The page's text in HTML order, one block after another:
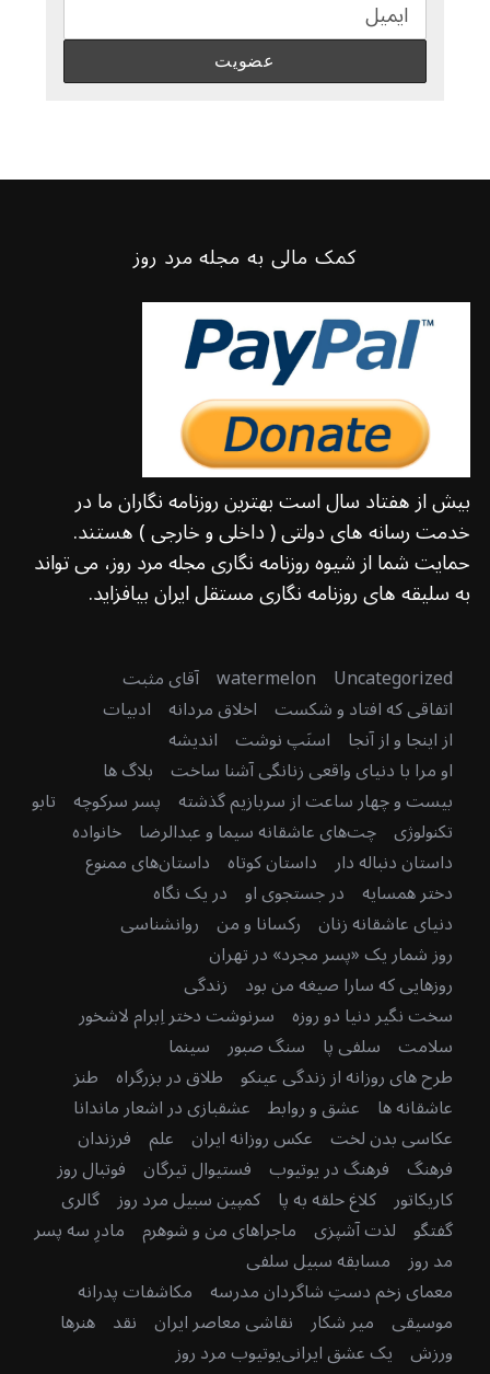
کمک مالی به مجله مرد روز
بیش از هفتاد سال است بهترین روزنامه نگاران ما در
خدمت رسانه های دولتی ( داخلی و خارجی ) هستند.
حمایت شما از شیوه روزنامه نگاری مجله مرد روز، می تواند
به سلیقه های روزنامه نگاری مستقل ایران بیافزاید.
Uncategorized
watermelon آقای مثبت
اتفاقی که افتاد و شکست اخلاق مردانه ادبیات
از اینجا و از آنجا اسنَپ نوشت اندیشه
او مرا با دنیای واقعی زنانگی آشنا ساخت بلاگ ها
بیست و چهار ساعت از سربازیم گذشته پسر سرکوچه تابو
تکنولوژی چت‌های عاشقانه سیما و عبدالرضا خانواده
داستان دنباله دار داستان کوتاه داستان‌های ممنوع
دختر همسایه در جستجوی او در یک نگاه
دنیای عاشقانه زنان رکسانا و من روانشناسی
روز شمار یک «پسر مجرد» در تهران
روزهایی که سارا صیغه من بود زندگی
سخت نگیر دنیا دو روزه سرنوشت دختر اِبرام لاشخور
سلامت سلفی پا سنگ صبور سینما
طرح های روزانه از زندگی عینکو طلاق در بزرگراه طنز
عاشقانه ها عشق و روابط عشقبازی در اشعار ماندانا
عکاسی بدن لخت عکس روزانه ایران علم فرزندان
فرهنگ فرهنگ در یوتیوب فستیوال تیرگان فوتبال روز
کاریکاتور کلاغ حلقه به پا کمپین سبیل مرد روز گالری
گفتگو لذت آشپزی ماجراهای من و شوهرم مادرِ سه پسر
مد روز مسابقه سبیل سلفی
معمای زخم دستِ شاگردان مدرسه مکاشفات پدرانه
موسیقی میر شکار نقاشی معاصر ایران نقد هنرها
ورزش یک عشق ایرانییوتیوب مرد روز